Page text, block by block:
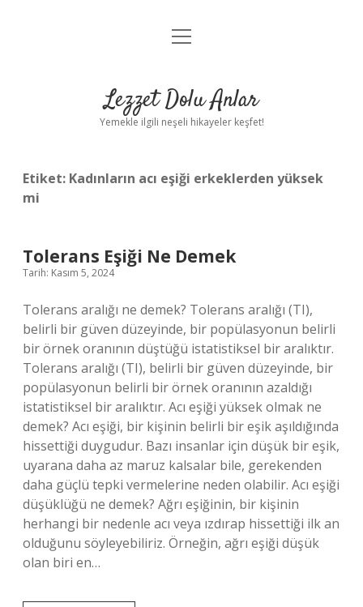
Anasayfa
Yasal Uyarı
menüyü
Lezzet Dolu Anlar
Yemekle ilgili neşeli hikayeler keşfet!
Etiket: Kadınların acı eşiği erkeklerden yüksek
mi
Tolerans Eşiği Ne Demek
Tarih: Kasım 5, 2024
Tolerans aralığı ne demek? Tolerans aralığı (TI),
belirli bir güven düzeyinde, bir popülasyonun belirli
bir örnek oranının düştüğü istatistiksel bir aralıktır.
Tolerans aralığı (TI), belirli bir güven düzeyinde, bir
popülasyonun belirli bir örnek oranının azaldığı
istatistiksel bir aralıktır. Acı eşiği yüksek olmak ne
demek? Acı eşiği, bir kişinin belirli bir eşik aşıldığında
hissettiği duygudur. Bazı insanlar için düşük bir eşik,
uyarana daha az maruz kalsalar bile, gerekenden
daha güçlü tepki vermelerine neden olabilir. Acı eşiği
düşüklüğü ne demek? Ağrı eşiğinin, bir kişinin
herhangi bir nedenle acı veya ızdırap hissettiği ilk an
olduğunu söyleyebiliriz. Örneğin, ağrı eşiği düşük
olan biri en…